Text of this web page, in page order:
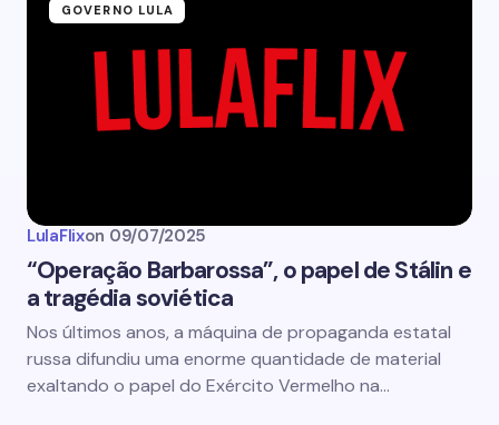
GOVERNO LULA
LulaFlixon 09/07/2025
“Operação Barbarossa”, o papel de Stálin e
a tragédia soviética
Nos últimos anos, a máquina de propaganda estatal
russa difundiu uma enorme quantidade de material
exaltando o papel do Exército Vermelho na…